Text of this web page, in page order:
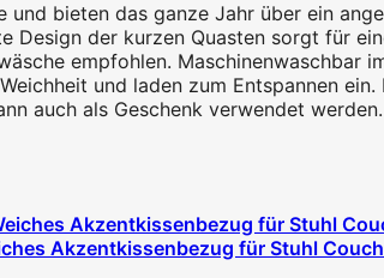
bieten das ganze Jahr über ein
Design der kurzen Quasten sorgt für
empfohlen. Maschinenwaschbar
und laden zum Entspannen ein.
auch als Geschenk verwendet werden.
Akzentkissenbezug für Stuhl